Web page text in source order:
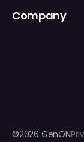
Company
©2026 GenON